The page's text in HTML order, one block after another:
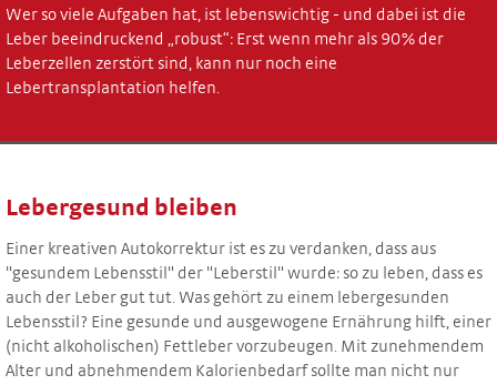
Wer so viele Aufgaben hat, ist lebenswichtig - und dabei ist die
Leber beeindruckend „robust“: Erst wenn mehr als 90% der
Leberzellen zerstört sind, kann nur noch eine
Lebertransplantation helfen.
Lebergesund bleiben
Einer kreativen Autokorrektur ist es zu verdanken, dass aus
"gesundem Lebensstil" der "Leberstil" wurde: so zu leben, dass es
auch der Leber gut tut. Was gehört zu einem lebergesunden
Lebensstil? Eine gesunde und ausgewogene Ernährung hilft, einer
(nicht alkoholischen) Fettleber vorzubeugen. Mit zunehmendem
Alter und abnehmendem Kalorienbedarf sollte man nicht nur
Kontakt